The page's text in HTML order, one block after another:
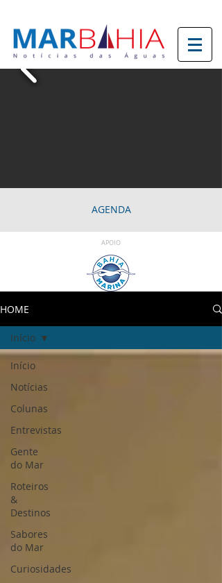
AGENDA
APOIO
HOME
Início
Notícias
Colunas
Entrevistas
Gente
do Mar
Roteiros
&
Destinos
Sabores
do Mar
Curiosidades
Início